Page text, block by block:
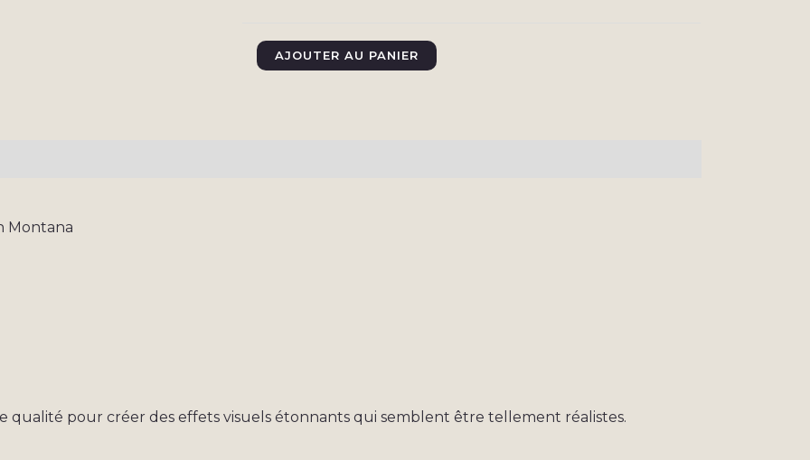
quantité
de
AJOUTER AU PANIER
Montana
qualité pour créer des effets visuels étonnants qui semblent être tellement réalistes.